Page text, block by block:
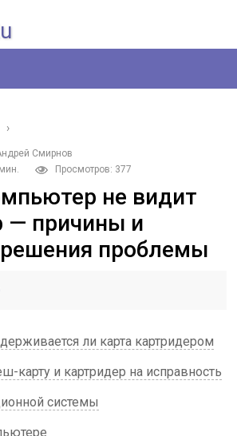
›
Смирнов
Просмотров: 377
не видит
— причины и
проблемы
ли карта картридером
карту и картридер на исправность
системы